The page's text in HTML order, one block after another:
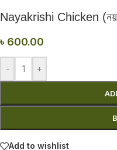
Nayakrishi Chicken
৳ 600.00
- +
Add to wishlist